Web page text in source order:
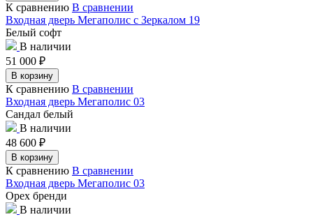
К сравнению В сравнении
Входная дверь Мегаполис с Зеркалом 19
Белый софт
В наличии
51 000 ₽
В корзину
К сравнению В сравнении
Входная дверь Мегаполис 03
Сандал белый
В наличии
48 600 ₽
В корзину
К сравнению В сравнении
Входная дверь Мегаполис 03
Орех бренди
В наличии